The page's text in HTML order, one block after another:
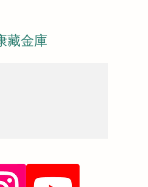
藏金庫